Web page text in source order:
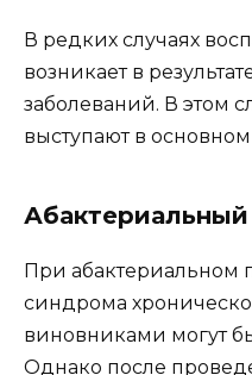
В редких случаях
возникает в
заболеваний. В этом
выступают в
Абактериальный
При абактериальном
синдрома
виновниками могут
Однако после